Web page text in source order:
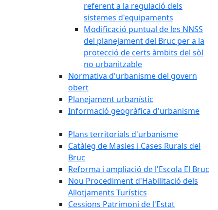
referent a la regulació dels
sistemes d'equipaments
Modificació puntual de les NNSS
del planejament del Bruc per a la
protecció de certs àmbits del sòl
no urbanitzable
Normativa d'urbanisme del govern
obert
Planejament urbanístic
Informació geogràfica d'urbanisme
Plans territorials d'urbanisme
Catàleg de Masies i Cases Rurals del
Bruc
Reforma i ampliació de l'Escola El Bruc
Nou Procediment d'Habilitació dels
Allotjaments Turístics
Cessions Patrimoni de l'Estat